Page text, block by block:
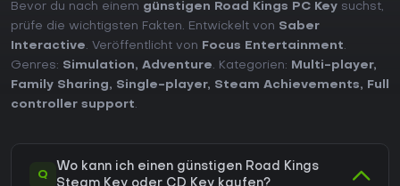
Bevor du nach einem günstigen Road Kings PC Key suchst,
prüfe die wichtigsten Fakten. Entwickelt von Saber
Interactive. Veröffentlicht von Focus Entertainment.
Genres: Simulation, Adventure. Kategorien: Multi-player,
Family Sharing, Single-player, Steam Achievements,
Full
controller support.
Q
Wo kann ich einen günstigen Road Kings